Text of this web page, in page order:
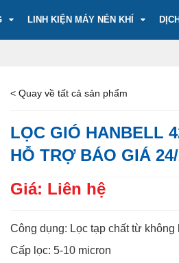
LINH KIỆN MÁY NÉN KHÍ
< Quay về tất cả sản phẩm
LỌC GIÓ HANBELL
HỖ TRỢ BÁO GIÁ
Giá: Liên hệ
Công dụng: Lọc tạp chất từ không
Cấp lọc: 5-10 micron